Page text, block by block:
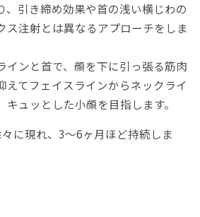
、引き締め効果や首の浅い横じわの
ス注射とは異なるアプローチをしま
インと首で、顔を下に引っ張る筋肉
えてフェイスラインからネックライ
ュッとした小顔を目指します。
に現れ、3～6ヶ月ほど持続しま